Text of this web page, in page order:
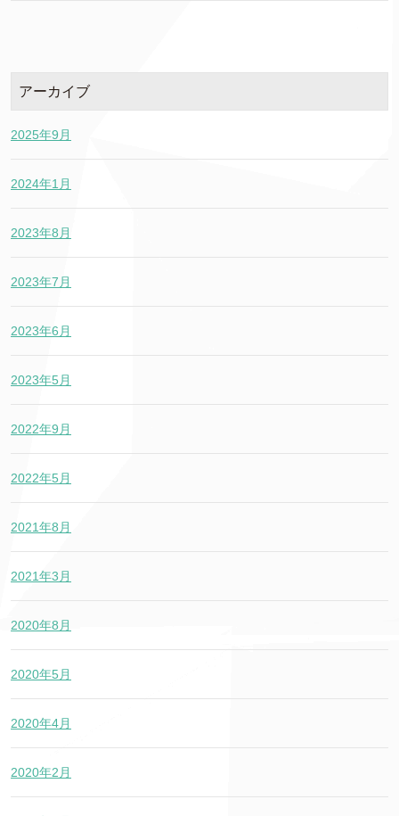
アーカイブ
2025年9月
2024年1月
2023年8月
2023年7月
2023年6月
2023年5月
2022年9月
2022年5月
2021年8月
2021年3月
2020年8月
2020年5月
2020年4月
2020年2月